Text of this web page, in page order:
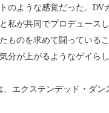
のような感覚だった。
私が共同でプロデュース
のを求めて闘っている
分が上がるようなゲイら
、エクステンデッド・ダ